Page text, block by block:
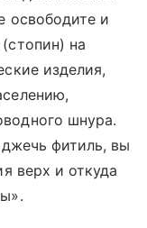
освободите и
на
изделия,
шнура.
фитиль, вы
верх и откуда